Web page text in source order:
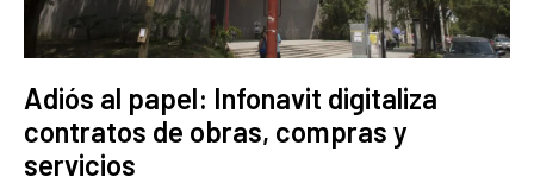
Adiós al papel: Infonavit digitaliza
contratos de obras, compras y
servicios